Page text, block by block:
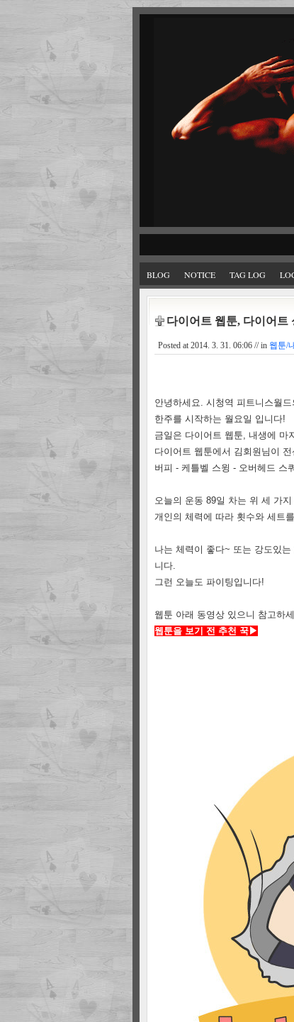
BLOG NOTICE TAG LOG
다이어트 웹툰, 다이어트
Posted at 2014. 3. 31. 06:06 // in 웹툰/
안녕하세요. 시청역 피트니스월
한주를 시작하는 월요일 입니다!
금일은 다이어트 웹툰, 내생에 마
다이어트 웹툰에서 김회원님이
버피 - 케틀벨 스윙 - 오버헤드 스
오늘의 운동 89일 차는 위 세 가
개인의 체력에 따라 횟수와 세트
나는 체력이 좋다~ 또는 강도있
니다.
그런 오늘도 파이팅입니다!
웹툰 아래 동영상 있으니 참고하
웹툰을 보기 전 추천 꾹 ▶